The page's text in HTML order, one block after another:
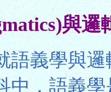
與邏
語義學與
中，語義